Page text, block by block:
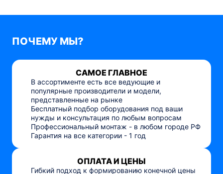
ПОЧЕМУ МЫ?
САМОЕ ГЛАВНОЕ
В ассортименте есть все ведующие и
популярные производители и модели,
представленные на рынке
Бесплатный подбор оборудования под ваши
нужды и консультация по любым вопросам
Профессиональный монтаж - в любом городе РФ
Гарантия на все категории - 1 год
ОПЛАТА И ЦЕНЫ
Гибкий подход к формированию конечной цены